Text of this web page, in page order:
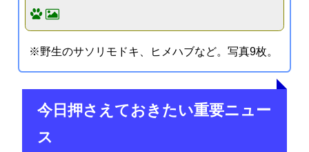
※野生のサソリモドキ、ヒメハブなど。写真9枚。
今日押さえておきたい重要ニュー
ス